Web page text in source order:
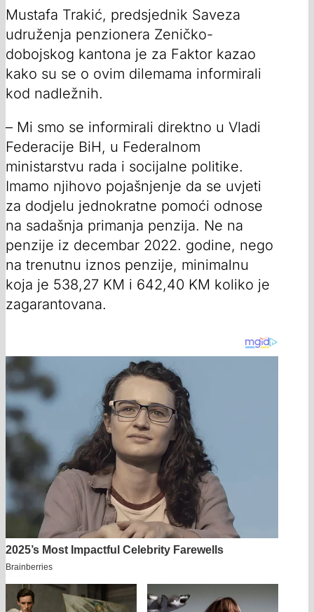
Mustafa Trakić, predsjednik Saveza
udruženja penzionera Zeničko-
dobojskog kantona je za Faktor kazao
kako su se o ovim dilemama informirali
kod nadležnih.
– Mi smo se informirali direktno u Vladi
Federacije BiH, u Federalnom
ministarstvu rada i socijalne politike.
Imamo njihovo pojašnjenje da se uvjeti
za dodjelu jednokratne pomoći odnose
na sadašnja primanja penzija. Ne na
penzije iz decembar 2022. godine, nego
na trenutnu iznos penzije, minimalnu
koja je 538,27 KM i 642,40 KM koliko je
zagarantovana.